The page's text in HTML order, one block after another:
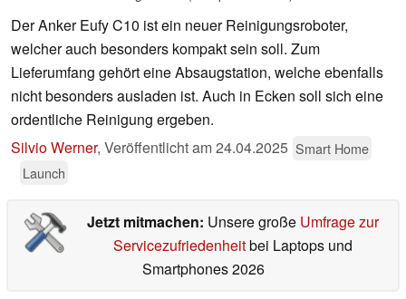
Der Anker Eufy C10 ist ein neuer Reinigungsroboter,
welcher auch besonders kompakt sein soll. Zum
Lieferumfang gehört eine Absaugstation, welche ebenfalls
nicht besonders ausladen ist. Auch in Ecken soll sich eine
ordentliche Reinigung ergeben.
Silvio Werner, Veröffentlicht am24.04.2025 Smart Home
Launch
Jetzt mitmachen: Unsere große Umfrage zur
Servicezufriedenheitbei Laptops und
Smartphones 2026